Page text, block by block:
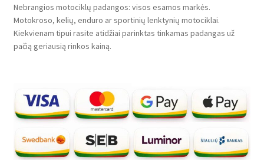
Nebrangios motociklų padangos: visos esamos markės.
Motokroso, kelių, enduro ar sportinių lenktynių motociklai.
Kiekvienam tipui rasite atidžiai parinktas tinkamas padangas už
pačią geriausią rinkos kainą.